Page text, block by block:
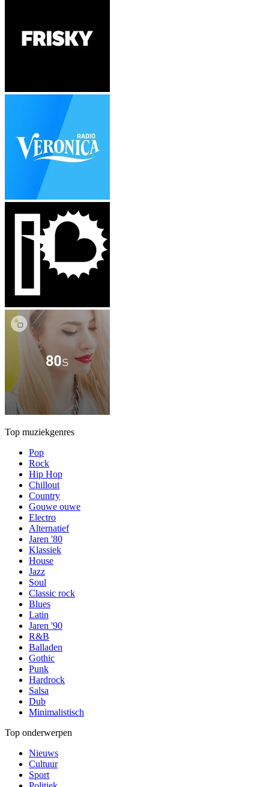
Top muziekgenres
Pop
Rock
Hip Hop
Chillout
Country
Gouwe ouwe
Electro
Alternatief
Jaren '80
Klassiek
House
Jazz
Soul
Classic rock
Blues
Latin
Jaren '90
R&B
Balladen
Gothic
Punk
Hardrock
Salsa
Dub
Minimalistisch
Top onderwerpen
Nieuws
Cultuur
Sport